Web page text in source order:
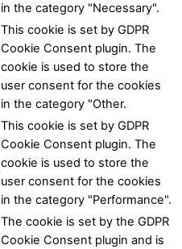
in the category "Necessary".
This cookie is set by GDPR
Cookie Consent plugin. The
cookie is used to store the
user consent for the cookies
in the category "Other.
This cookie is set by GDPR
Cookie Consent plugin. The
cookie is used to store the
user consent for the cookies
in the category "Performance".
The cookie is set by the GDPR
Cookie Consent plugin and is